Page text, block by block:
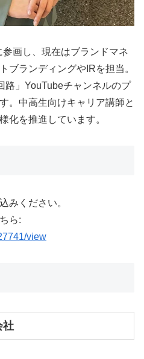
画し、現在はブランドマネ
ブランディングやIRを担当。
路」YouTubeチャンネルのプ
。中高生向けキャリア講師と
化を推進しています。
みください。
ら:
view
社